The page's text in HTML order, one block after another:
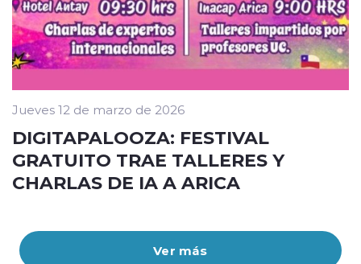
Ver más
Jueves 12 de marzo de 2026
DIGITAPALOOZA: FESTIVAL
GRATUITO TRAE TALLERES Y
CHARLAS DE IA A ARICA